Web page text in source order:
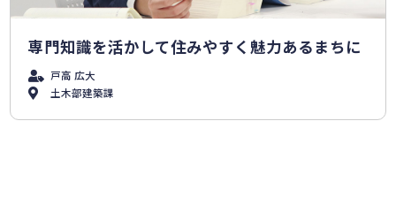
専門知識を活かして住みやすく魅力あるまちに
戸高 広大
土木部建築課